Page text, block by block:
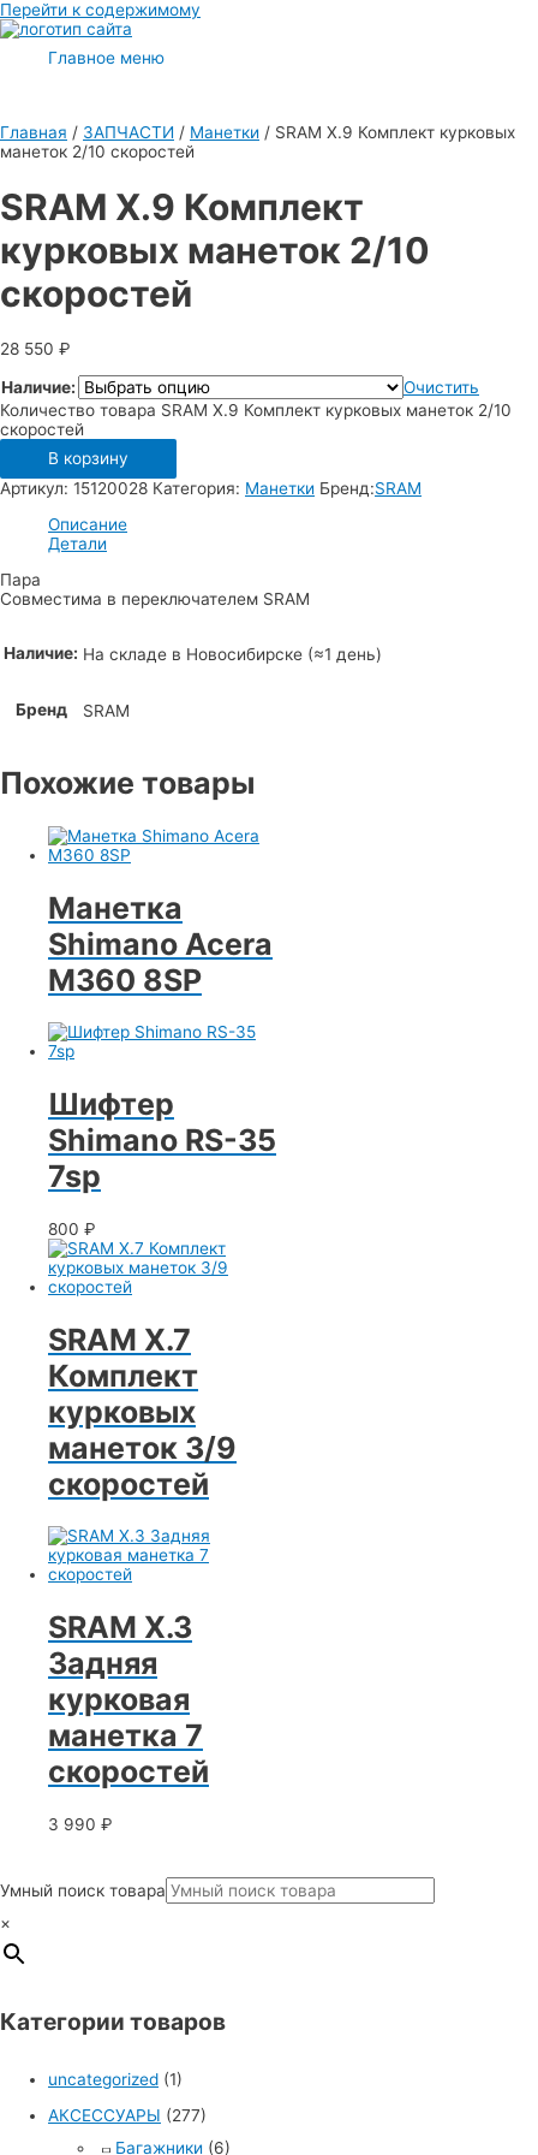
Перейти к содержимому
Главное меню
Главная / ЗАПЧАСТИ / Манетки / SRAM X.9 Комплект курковых
манеток 2/10 скоростей
SRAM X.9 Комплект
курковых манеток 2/10
скоростей
28 550 ₽
Наличие:
Очистить
Количество товара SRAM X.9 Комплект курковых манеток 2/10
скоростей
В корзину
Артикул: 15120028 Категория: Манетки Бренд:SRAM
Описание
Детали
Пара
Совместима в переключателем SRAM
Наличие: На складе в Новосибирске (≈1 день)
Бренд SRAM
Похожие товары
Манетка
Shimano Acera
M360 8SP
Шифтер
Shimano RS-35
7sp
800 ₽
SRAM X.7
Комплект
курковых
манеток 3/9
скоростей
SRAM X.3
Задняя
курковая
манетка 7
скоростей
3 990 ₽
Умный поиск товара
×
Категории товаров
uncategorized (1)
АКСЕССУАРЫ (277)
Багажники (6)